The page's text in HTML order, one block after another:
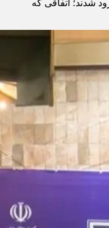
شدند؛ اتفاقی که